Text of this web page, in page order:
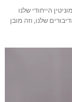
הייחודי שלנו
שלנו, וזה מובן